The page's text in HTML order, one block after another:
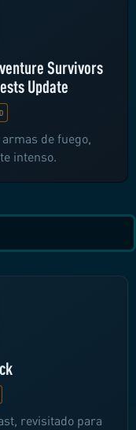
Survivors
Update
de fuego,
intenso.
revisitado para